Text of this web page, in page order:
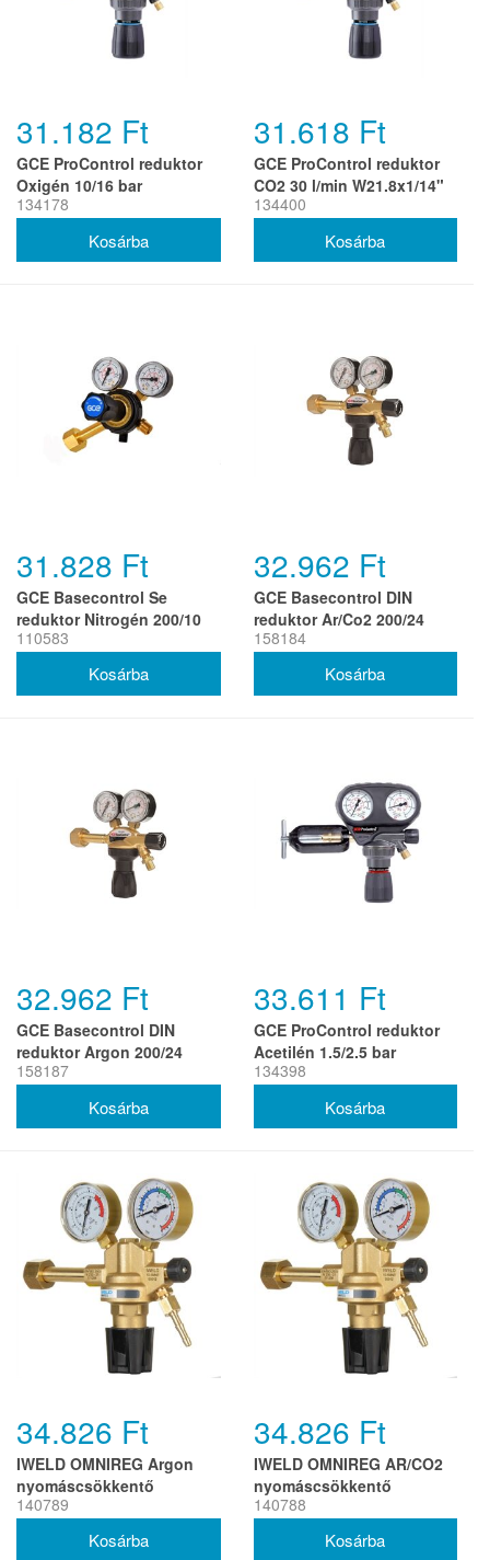
31.182 Ft
GCE ProControl reduktor
Oxigén 10/16 bar
W21.8x1/14' G1/4'
134178
31.618 Ft
GCE ProControl reduktor
CO2 30 l/min W21.8x1/14"
G3/8"
134400
31.828 Ft
GCE Basecontrol Se
reduktor Nitrogén 200/10
bar DIN10 W24.32x1/14' x
110583
32.962 Ft
GCE Basecontrol DIN
reduktor Ar/Co2 200/24
l/perc W21.8'xG1/4'
158184
32.962 Ft
GCE Basecontrol DIN
reduktor Argon 200/24
l/perc G1/2'xG1/4'
158187
33.611 Ft
GCE ProControl reduktor
Acetilén 1.5/2.5 bar
kengyel G3/8'
134398
34.826 Ft
IWELD OMNIREG Argon
nyomáscsökkentő
230/22l/min (H)
140789
34.826 Ft
IWELD OMNIREG AR/CO2
nyomáscsökkentő
230/22l/min W21.8
140788